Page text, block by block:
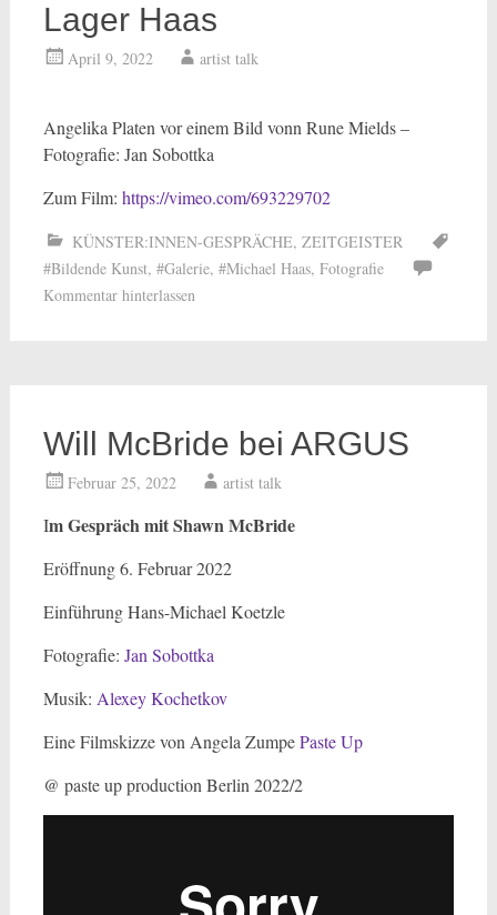
Lager Haas
April 9, 2022 artist talk
Angelika Platen vor einem Bild vonn Rune Mields –
Fotografie: Jan Sobottka
Zum Film: https://vimeo.com/693229702
KÜNSTER:INNEN-GESPRÄCHE, ZEITGEISTER
#Bildende Kunst, #Galerie, #Michael Haas, Fotografie
Kommentar hinterlassen
Will McBride bei ARGUS
Februar 25, 2022 artist talk
Im Gespräch mit Shawn McBride
Eröffnung 6. Februar 2022
Einführung Hans-Michael Koetzle
Fotografie: Jan Sobottka
Musik: Alexey Kochetkov
Eine Filmskizze von Angela ZumpePaste Up
@ paste up production Berlin 2022/2